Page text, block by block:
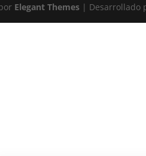
Elegant Themes | Desarrollado